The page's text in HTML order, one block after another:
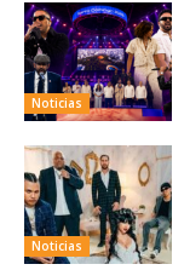
Noticias
Noticias